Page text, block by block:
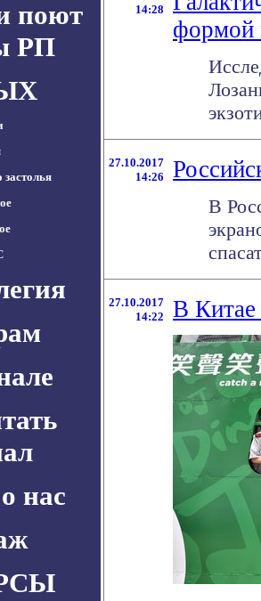
поют
РП
застолья
нас
14:28
формой
27.10.2017
14:26
В
27.10.2017
14:22
В Китае